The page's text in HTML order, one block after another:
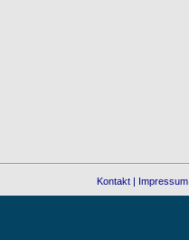
Kontakt | Impressum